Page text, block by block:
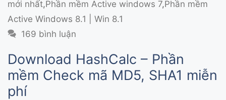
mới nhất,Phần mềm Active windows 7,Phần mềm
Active Windows 8.1 | Win 8.1
169 bình luận
Download HashCalc – Phần
mềm Check mã MD5, SHA1 miễn
phí